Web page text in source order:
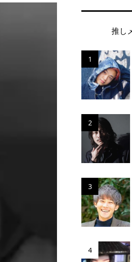
推し
1
2
3
4